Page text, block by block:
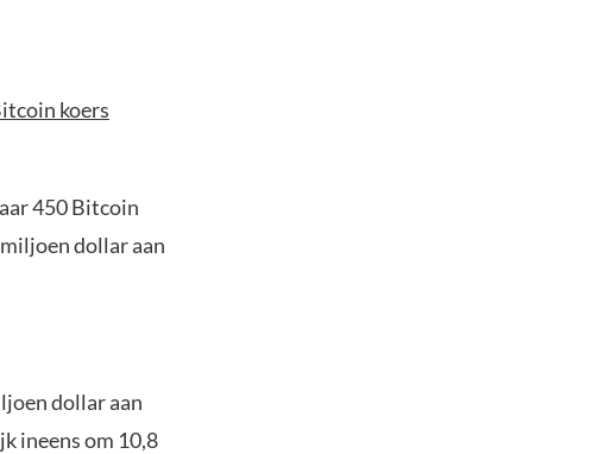
koers
450 Bitcoin
dollar aan
dollar aan
ineens om 10,8